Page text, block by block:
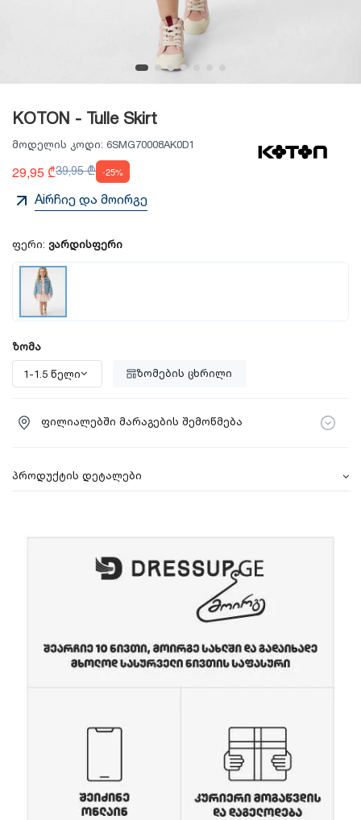
KOTON - Tulle Skirt
მოდელის კოდი: 6SMG70008AK0D1
29,95 ₾39,95 ₾ -25%
Aiრჩიე და მოირგე
ფერი: ვარდისფერი
ზომა
ზომების ცხრილი
ფილიალებში მარაგების შემოწმება
პროდუქტის დეტალები